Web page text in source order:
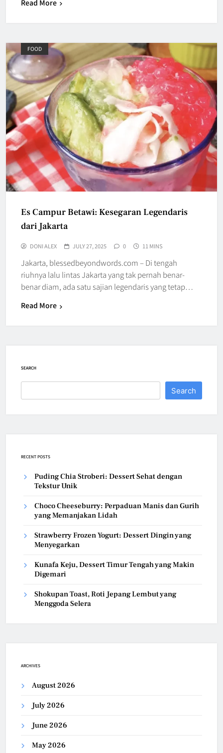
Read More
FOOD
Es Campur Betawi: Kesegaran Legendaris
dari Jakarta
DONI ALEX JULY 27, 2025 0 11 MINS
Jakarta, blessedbeyondwords.com – Di tengah
riuhnya lalu lintas Jakarta yang tak pernah benar-
benar diam, ada satu sajian legendaris yang tetap…
Read More
SEARCH
Search
RECENT POSTS
Puding Chia Stroberi: Dessert Sehat dengan
Tekstur Unik
Choco Cheeseburry: Perpaduan Manis dan Gurih
yang Memanjakan Lidah
Strawberry Frozen Yogurt: Dessert Dingin yang
Menyegarkan
Kunafa Keju, Dessert Timur Tengah yang Makin
Digemari
Shokupan Toast, Roti Jepang Lembut yang
Menggoda Selera
ARCHIVES
August 2026
July 2026
June 2026
May 2026